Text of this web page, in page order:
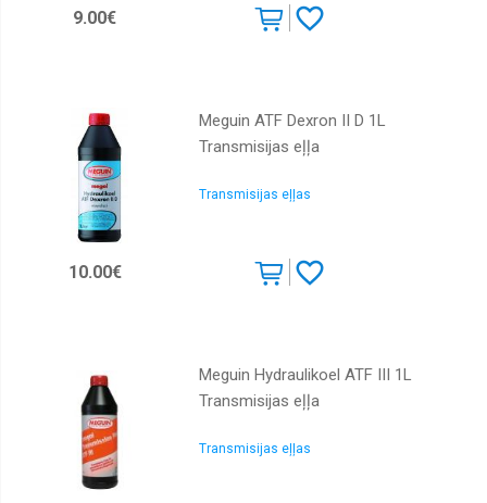
Motorex
Ravenol
Toyota
9.00€
Meguin ATF Dexron II D 1L
Transmisijas eļļa
Transmisijas eļļas
10.00€
Meguin Hydraulikoel ATF III 1L
Transmisijas eļļa
Transmisijas eļļas